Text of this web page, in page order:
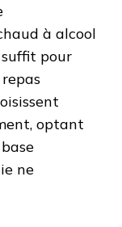
à alcool
pour
optant
ne